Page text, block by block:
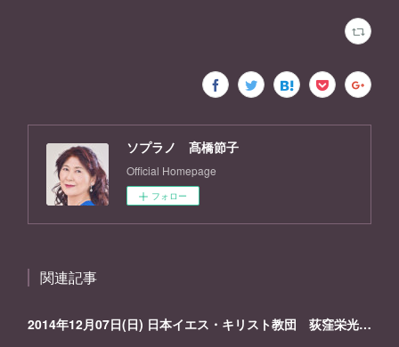
ソプラノ 髙橋節子
Official Homepage
フォロー
関連記事
2014年12月07日(日) 日本イエス・キリスト教団 荻窪栄光教会 第47回メサイア公演 (日本語訳抜粋)